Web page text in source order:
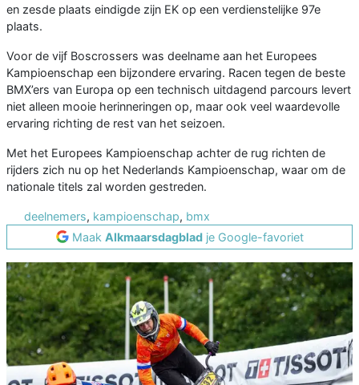
en zesde plaats eindigde zijn EK op een verdienstelijke 97e
plaats.
Voor de vijf Boscrossers was deelname aan het Europees
Kampioenschap een bijzondere ervaring. Racen tegen de beste
BMX’ers van Europa op een technisch uitdagend parcours levert
niet alleen mooie herinneringen op, maar ook veel waardevolle
ervaring richting de rest van het seizoen.
Met het Europees Kampioenschap achter de rug richten de
rijders zich nu op het Nederlands Kampioenschap, waar om de
nationale titels zal worden gestreden.
deelnemers, kampioenschap, bmx
Maak Alkmaarsdagbladje Google-favoriet